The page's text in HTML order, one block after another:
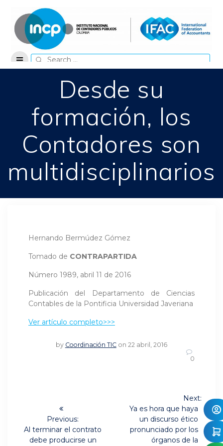
content
Search
for:
Desde su
formación, los
Contadores son
multidisciplinarios
Hernando Bermúdez Gómez
Tomado de CONTRAPARTIDA
Número 1989, abril 11 de 2016
Publicación del Departamento de Ciencias
Contables de la Pontificia Universidad Javeriana
Ver artículo completo>>>
by Coordinación TIC on 22 abril, 2016
0
entradas
Previous:
Previous
post:
Al terminar el contrato
debe producirse un
Next:
NextYa es hora que haya
un discurso ético
pronunciado por los
órganos de la